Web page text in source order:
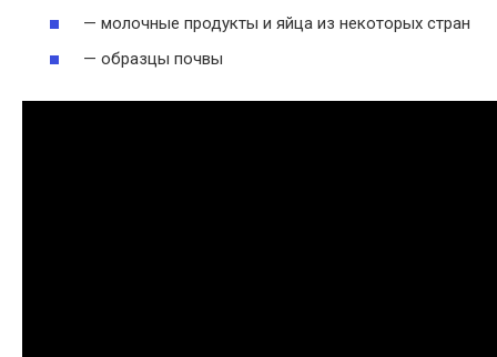
— молочные продукты и яйца из некоторых стран
— образцы почвы